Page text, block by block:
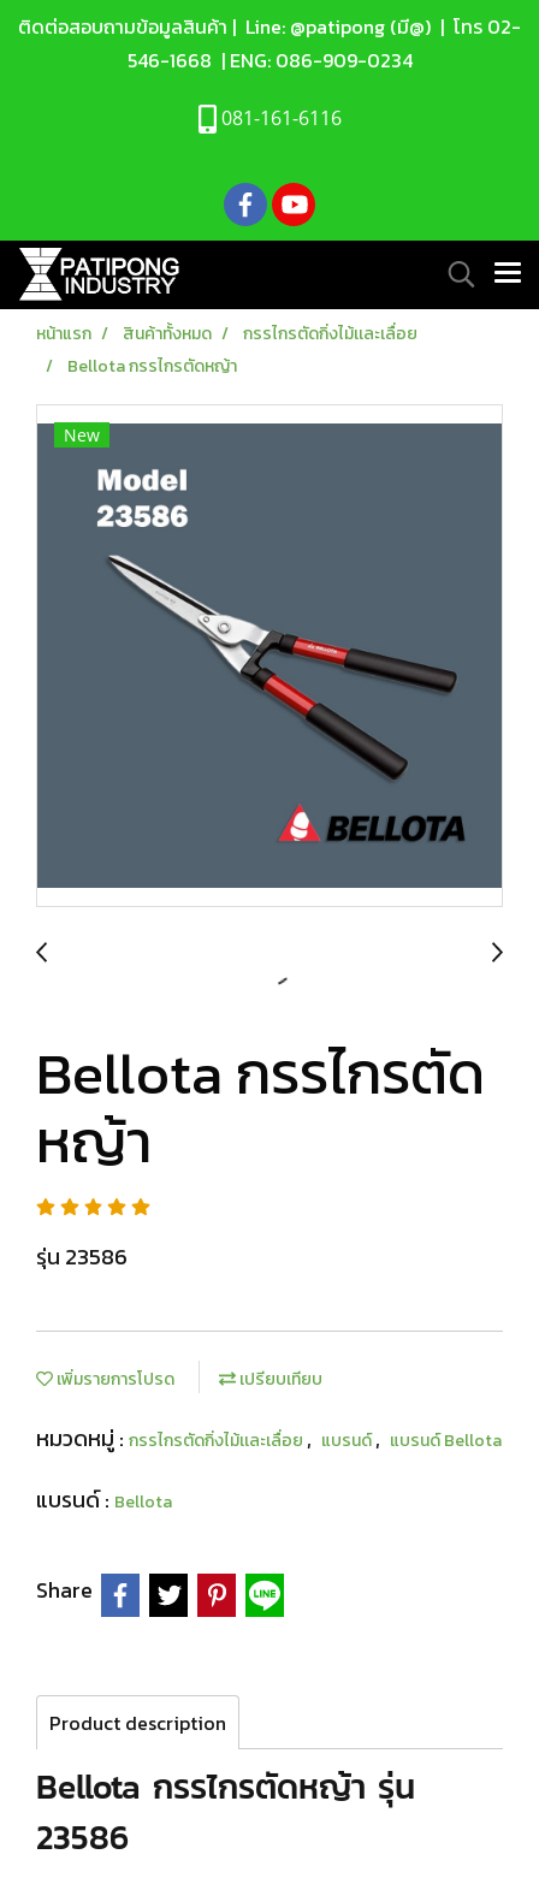
ติดต่อสอบถามข้อมูลสินค้า | Line: @patipong (มี@) | โทร 02-
546-1668 | ENG: 086-909-0234
081-161-6116
หน้าแรก สินค้าทั้งหมด
กรรไกรตัดกิ่งไม้เเละเลื่อย
Bellota กรรไกรตัดหญ้า
New
Bellota กรรไกรตัด
หญ้า
รุ่น 23586
เพิ่มรายการโปรด เปรียบเทียบ
หมวดหมู่ : กรรไกรตัดกิ่งไม้เเละเลื่อย , แบรนด์, แบรนด์ Bellota
แบรนด์ : Bellota
Share
Product description
Bellota กรรไกรตัดหญ้า รุ่น
23586